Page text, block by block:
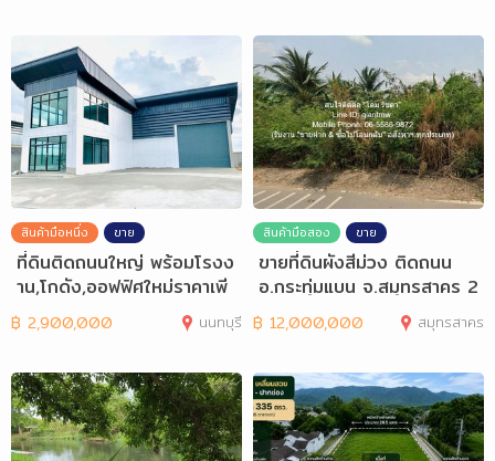
สินค้ามือหนึ่ง ขาย
ที่ดินติดถนนใหญ่ พร้อมโรงง
าน,โกดัง,ออฟฟิศใหม่ราคาเพี
ยง2.9ล้า
฿ 2,900,000 นนทบุรี
สินค้ามือสอง ขาย
ขายที่ดินผังสีม่วง ติดถนน
อ.กระทุ่มแบน จ.สมุทรสาคร 2
ไร่
฿ 12,000,000 สมุทรสาคร